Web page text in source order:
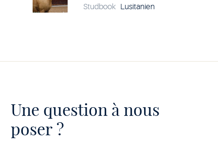
Studbook Lusitanien
Une question à nous
poser ?